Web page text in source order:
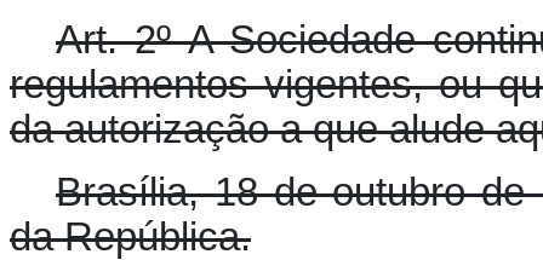
Art. 2º A Sociedade
regulamentos vigentes, ou
da autorização a que alude
Brasília, 18 de outubro de
da República.